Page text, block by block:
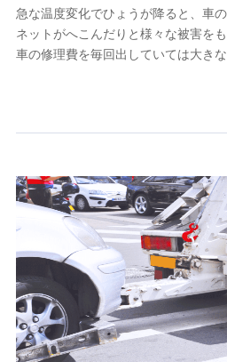
上記に係る連絡・手続き・管理等
5.通話録音にて取得する情報
7.社員（従業者）の個人情報
人事･勤怠･健康・労務等の管理、
退職関連処理等の各種手続きのた
業員同士の連絡のため
8.取引先個人情報
取引先としての選定業務、営業情
続き業務、取引管理業務、および
のため
急な温度変化でひょうが降ると、車
ネットがへこんだりと様々な被害を
車の修理費を毎回出していては大き